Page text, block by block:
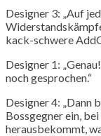
Designer 3: „Auf
kack-schwere
Designer 1:
noch gesprochen.“
Designer 4: „Dann
Bossgegner ein,
herausbekommt,